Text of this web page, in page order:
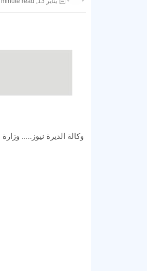
وكالة الديرة نيوز.....